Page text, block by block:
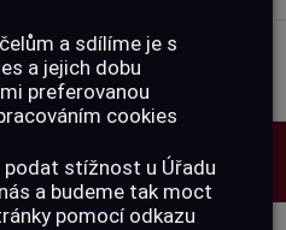
a sdílíme je s
a jejich dobu
preferovanou
cookies
podat stížnost u Úřadu
a budeme tak moct
pomocí odkazu
POUKAZY